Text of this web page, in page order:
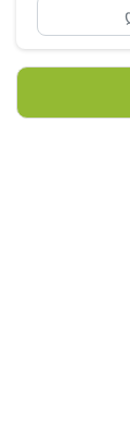
QYT